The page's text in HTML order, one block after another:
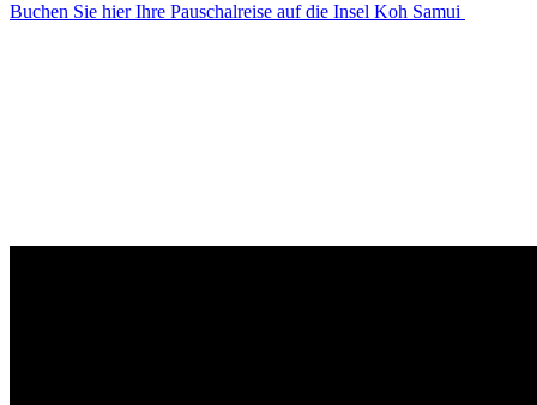
Buchen Sie hier Ihre Pauschalreise auf die Insel Koh Samui